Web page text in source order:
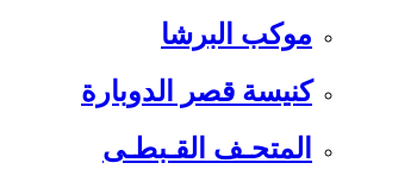
موكب البرشا
كنيسة قصر الدوبارة
المتحـف القـبطـى